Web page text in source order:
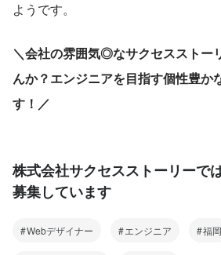
ようです。
＼会社の雰囲気◎なサクセスストー
んか？エンジニアを目指す個性豊か
す！／
株式会社サクセスストーリーで
募集しています
Webデザイナー エンジニア 福岡